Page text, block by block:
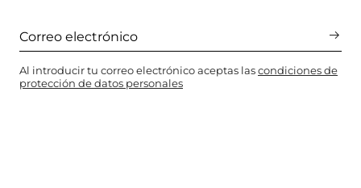
Al introducir tu correo electrónico aceptas lascondiciones de
protección de datos personales